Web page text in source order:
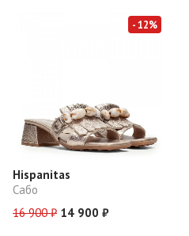
- 12%
Hispanitas
Сабо
16 900 ₽ 14 900 ₽